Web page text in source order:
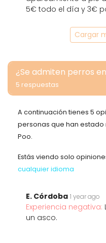
5€ todo el día y 3€
Cargar
¿Se admiten perros
5 respuestas
A continuación tienes 5
personas que han
Poo.
Estás viendo solo
cualquier idioma
E. Córdoba 1 year ago
Experiencia negativa:
un asco.